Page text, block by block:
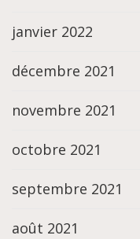
janvier 2022
décembre 2021
novembre 2021
octobre 2021
septembre 2021
août 2021